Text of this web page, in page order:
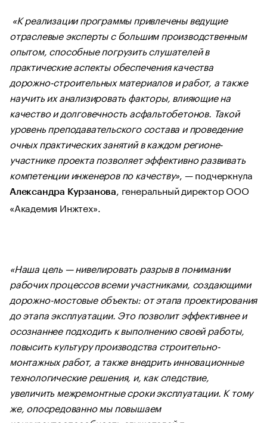
«К реализации программы привлечены ведущие
отраслевые эксперты с большим производственным
опытом, способные погрузить слушателей в
практические аспекты обеспечения качества
дорожно-строительных материалов и работ, а также
научить их анализировать факторы, влияющие на
качество и долговечность асфальтобетонов. Такой
уровень преподавательского состава и проведение
очных практических занятий в каждом регионе-
участнике проекта позволяет эффективно развивать
компетенции инженеров по качеству», — подчеркнула
Александра Курзанова, генеральный директор ООО
«Академия Инжтех».
«Наша цель — нивелировать разрыв в понимании
рабочих процессов всеми участниками, создающими
дорожно-мостовые объекты: от этапа проектирования
до этапа эксплуатации. Это позволит эффективнее и
осознаннее подходить к выполнению своей работы,
повысить культуру производства строительно-
монтажных работ, а также внедрить инновационные
технологические решения, и, как следствие,
увеличить межремонтные сроки эксплуатации. К тому
же, опосредованно мы повышаем